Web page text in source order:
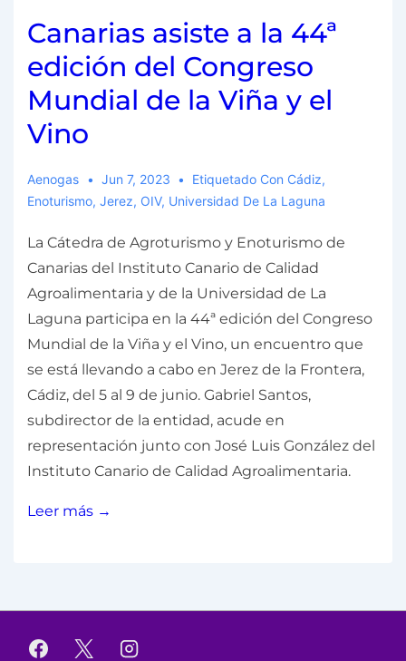
Canarias asiste a la 44ª
edición del Congreso
Mundial de la Viña y el
Vino
Aenogas Jun 7, 2023 Etiquetado Con Cádiz,
Enoturismo, Jerez, OIV, Universidad De La Laguna
La Cátedra de Agroturismo y Enoturismo de
Canarias del Instituto Canario de Calidad
Agroalimentaria y de la Universidad de La
Laguna participa en la 44ª edición del Congreso
Mundial de la Viña y el Vino, un encuentro que
se está llevando a cabo en Jerez de la Frontera,
Cádiz, del 5 al 9 de junio. Gabriel Santos,
subdirector de la entidad, acude en
representación junto con José Luis González del
Instituto Canario de Calidad Agroalimentaria.
Leer más →